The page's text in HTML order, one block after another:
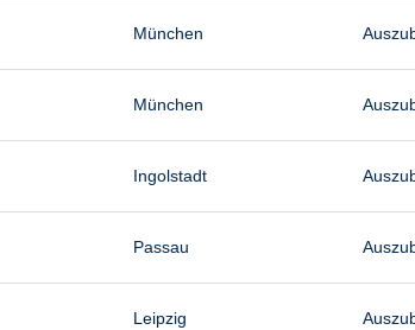
München
München
Ingolstadt
Passau
Leipzig